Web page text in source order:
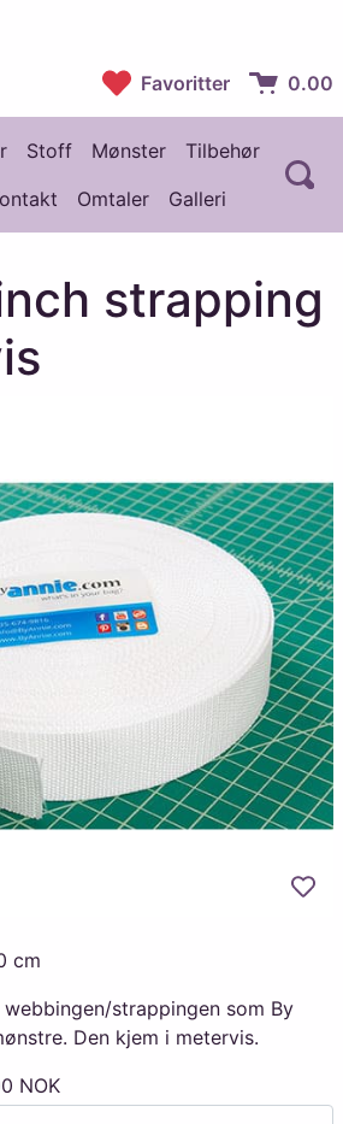
Lappeteknikk
Favoritter 0.00
Stoff Mønster
Tilbehør
Omtaler Galleri
strapping
cm
strappingen som By
Den kjem i metervis.
NOK